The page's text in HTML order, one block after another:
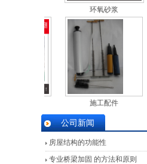
环氧砂浆
施工配件
公司新闻
房屋结构的功能性
专业桥梁加固 的方法和原则